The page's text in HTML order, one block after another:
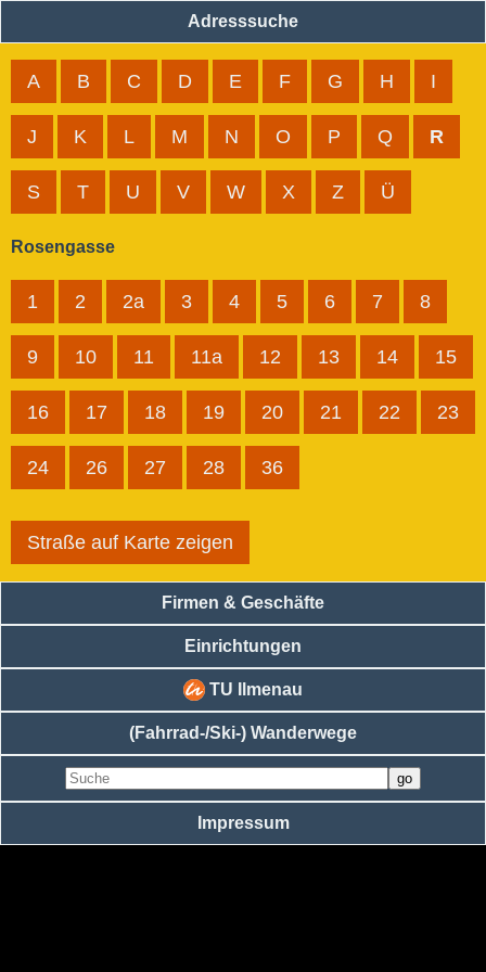
Adresssuche
A B C D E F G H I
J K L M N O P Q R
S T U V W X Z Ü
Rosengasse
1 2 2a 3 4 5 6 7 8
9 10 11 11a 12 13 14 15
16 17 18 19 20 21 22 23
24 26 27 28 36
Straße auf Karte zeigen
Firmen & Geschäfte
Einrichtungen
TU Ilmenau
(Fahrrad-/Ski-) Wanderwege
Impressum